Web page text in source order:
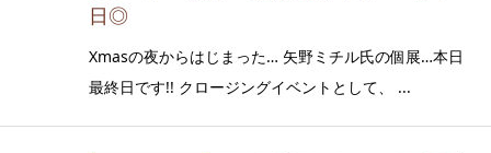
日◎
Xmasの夜からはじまった… 矢野ミチル氏の個展…本日
最終日です!! クロージングイベントとして、 ...